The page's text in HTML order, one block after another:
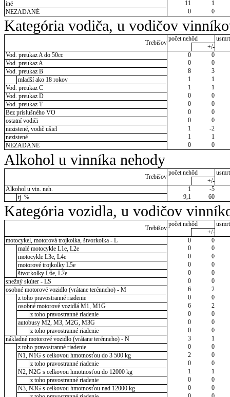
iné
11
1
NEZADANÉ
0 0
Kategória vodiča, u vodičov
Trebišov
počet nehôd
+/-
Vod. preukaz A do 50cc
0
0
Vod. preukaz A
0
0
Vod. preukaz B
8
3
mladší ako 18 rokov
1
1
Vod. preukaz C
1
1
Vod. preukaz D
0
0
Vod. preukaz T
0
0
Bez príslušného VO
0
0
ostatní vodiči
0
0
nezistené, vodič ušiel
1
-2
nezistené
1
1
NEZADANÉ
0 0
Alkohol u vinníka nehody
Trebišov
počet nehôd
+/-
Alkohol u vin. neh.
1
-5
tj. %
9,1 60
Kategória vozidla, u vodičov
Trebišov
počet nehôd
+/-
motocykel, motorová trojkolka, štvorkolka - L
0
0
malé motocykle L1e, L2e
0
0
motocykle L3e, L4e
0
0
motorové trojkolky L5e
0
0
štvorkolky L6e, L7e
0
0
snežný skúter - LS
0
0
osobné motorové vozidlo (vrátane terénneho) - M
6
2
z toho pravostranné riadenie
0
0
osobné motorové vozidlá M1, M1G
6
2
z toho pravostranné riadenie
0
0
autobusy M2, M3, M2G, M3G
0
0
z toho pravostranné riadenie
0
0
nákladné motorové vozidlo (vrátane terénneho) - N
3
1
z toho pravostranné riadenie
0
0
N1, N1G s celkovou hmotnosťou do 3 500 kg
2
0
z toho pravostranné riadenie
0
0
N2, N2G s celkovou hmotnosťou do 12000 kg
1
1
z toho pravostranné riadenie
0
0
N3, N3G s celkovou hmotnosťou nad 12000 kg
0
0